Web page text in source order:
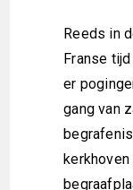
Reeds in
Franse
er
gang van